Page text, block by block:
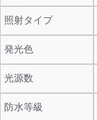
照射タイプ
発光色
光源数
防水等級